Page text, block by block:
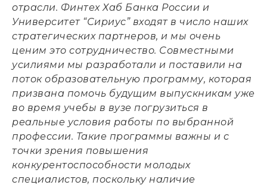
отрасли. Финтех Хаб Банка России и
Университет “Сириус” входят в число наших
стратегических партнеров, и мы очень
ценим это сотрудничество. Совместными
усилиями мы разработали и поставили на
поток образовательную программу, которая
призвана помочь будущим выпускникам уже
во время учебы в вузе погрузиться в
реальные условия работы по выбранной
профессии. Такие программы важны и с
точки зрения повышения
конкурентоспособности молодых
специалистов, поскольку наличие